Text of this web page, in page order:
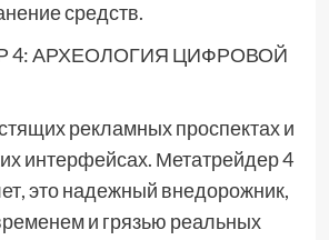
средств.
4: АРХЕОЛОГИЯ ЦИФРОВОЙ
рекламных проспектах и
интерфейсах. Метатрейдер 4
это надежный внедорожник,
и грязью реальных